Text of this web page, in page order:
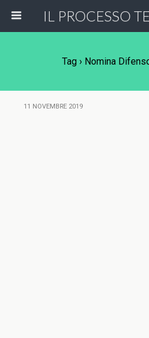
IL PROCESSO
Tag › Nomina
11 NOVEMBRE 2019